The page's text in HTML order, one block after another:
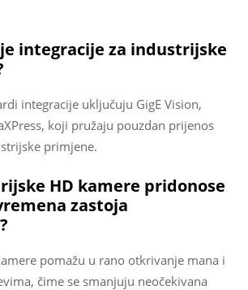
integracije za industrijske
integracije uključuju GigE Vision,
koji pružaju pouzdan prijenos
primjene.
HD kamere pridonose
zastoja
pomažu u rano otkrivanje mana i
čime se smanjuju neočekivana